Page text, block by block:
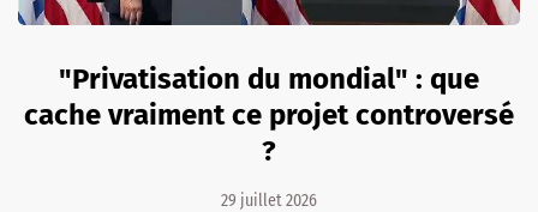
"Privatisation du mondial" : que
cache vraiment ce projet controversé
?
29 juillet 2026